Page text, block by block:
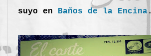
suyo en Baños de la Encina.